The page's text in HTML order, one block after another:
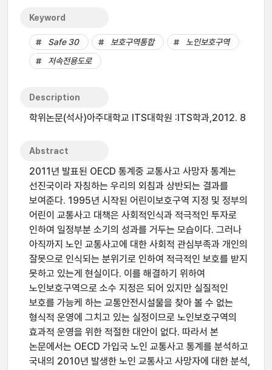
Keyword
Safe 30 보호구역통합
노인보호구역
저속전용도로
Description
학위논문(석사)아주대학교 ITS대학원 :ITS학과,2012. 8
Abstract
2011년 발표된 OECD 통계중 교통사고 사망자 통계는
선진국이라 자칭하는 우리의 외침과 상반되는 결과를
보여준다. 1995년 시작된 어린이보호구역 지정 및 정부의
어린이 교통사고 대책은 사회적인식과 적극적인 투자로
인하여 일정부분 소기의 성과를 거두는 모습이다. 그러나
아직까지 노인 교통사고에 대한 사회적 관심부족과 개인의
잘못으로 인식되는 분위기로 인하여 적극적인 보호를 받지
못하고 있는게 현실이다. 이를 해결하기 위하여
노인보호구역으로 소수 지정은 되어 있지만 실질적인
보호를 가능케 하는 교통안전시설물을 찾아 볼 수 없는
형식적 운영에 그치고 있는 실정이므로 노인보호구역의
효과적 운영을 위한 적절한 대안이 없다. 따라서 본
논문에서는 OECD 가입국 노인 교통사고 통계를 분석하고
국내의 2010년 발생한 노인 교통사고 사망자에 대한 분석,